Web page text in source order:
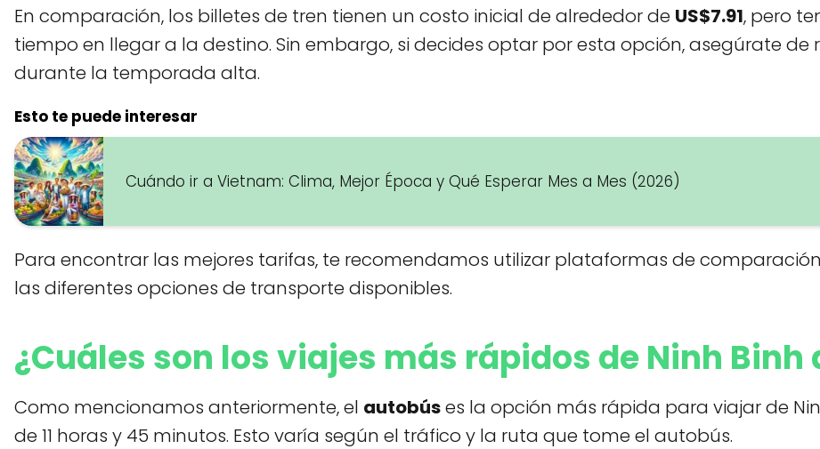
En comparación, los billetes de tren tienen un costo inicial de alrededor de US$7.91, pero
tiempo en llegar a la destino. Sin embargo, si decides optar por esta opción, asegúrate
durante la temporada alta.
Esto te puede interesar
Cuándo ir a Vietnam: Clima, Mejor Época y Qué Esperar Mes a Mes (2026)
Para encontrar las mejores tarifas, te recomendamos utilizar plataformas de
las diferentes opciones de transporte disponibles.
¿Cuáles son los viajes más rápidos de Ninh Binh
Como mencionamos anteriormente, el autobúses la opción más rápida para viajar de
de 11 horas y 45 minutos. Esto varía según el tráfico y la ruta que tome el autobús.